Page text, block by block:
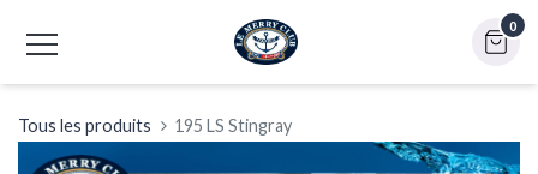
0
Tous les produits 195 LS Stingray